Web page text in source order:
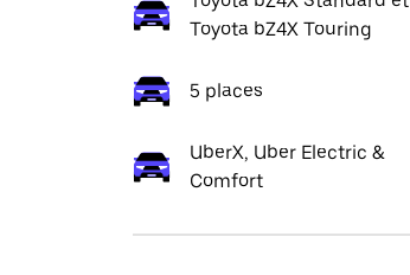
Toyota bZ4X Touring
5 places
UberX, Uber Electric &
Comfort